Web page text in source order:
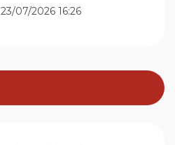
23/07/2026 16:26